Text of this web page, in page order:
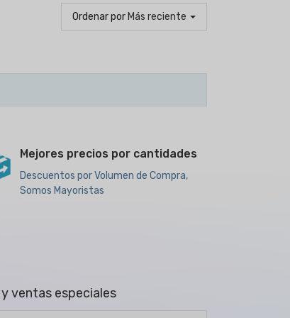
Ordenar por Más reciente
Mejores precios por cantidades
Descuentos por Volumen de Compra,
Somos Mayoristas
ventas especiales